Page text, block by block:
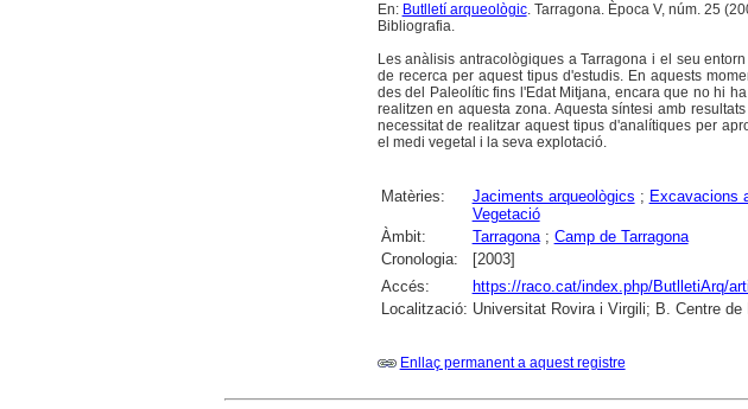
En: Butlletí arqueològic. Tarragona. Època V, núm. 25
Bibliografia.
Les anàlisis antracològiques a Tarragona i el seu
de recerca per aquest tipus d'estudis. En aquests
des del Paleolític fins l'Edat Mitjana, encara que no hi
realitzen en aquesta zona. Aquesta síntesi amb
necessitat de realitzar aquest tipus d'analítiques per
el medi vegetal i la seva explotació.
Matèries: Jaciments arqueològics ; Excavacions
Vegetació
Àmbit:
Tarragona; Camp de Tarragona
Cronologia:
[2003]
Accés:
https://raco.cat/index.php/ButlletiArq/
Localització: Universitat Rovira i Virgili; B. Centre
Enllaç permanent a aquest registre